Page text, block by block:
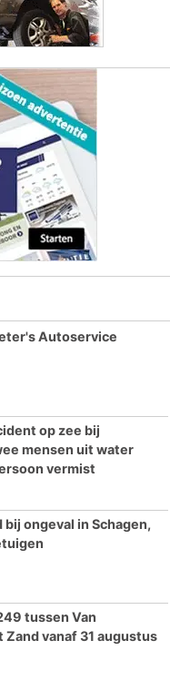
Autoservice
op zee bij
mensen uit water
vermist
ongeval in Schagen,
tussen Van
Zand vanaf 31 augustus